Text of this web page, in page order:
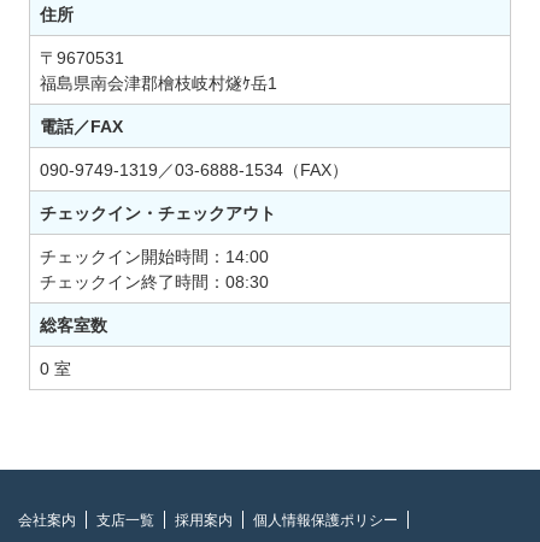
住所
〒9670531
福島県南会津郡檜枝岐村燧ｹ岳1
電話／FAX
090-9749-1319／03-6888-1534（FAX）
チェックイン・チェックアウト
チェックイン開始時間：14:00
チェックイン終了時間：08:30
総客室数
0 室
会社案内 支店一覧 採用案内 個人情報保護ポリシー